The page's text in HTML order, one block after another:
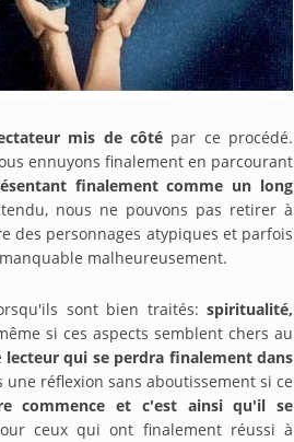
mis de côtépar ce procédé.
ennuyons finalement en parcourant
finalement comme un long
nous ne pouvons pas retirer à
des personnages atypiques et parfois
malheureusement.
sont bien traités: spiritualité,
si ces aspects semblent chers au
lecteur qui se perdra finalement dans
réflexion sans aboutissement si ce
commence et c'est ainsi qu'il se
ceux qui ont finalement réussi à